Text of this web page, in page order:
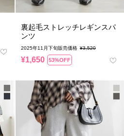
裏起毛ストレッチレギンスパ
ンツ
2025年11月下旬販売価格 ¥3,520
¥1,650 53%OFF